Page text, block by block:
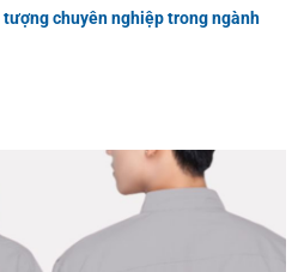
chuyên nghiệp trong ngành